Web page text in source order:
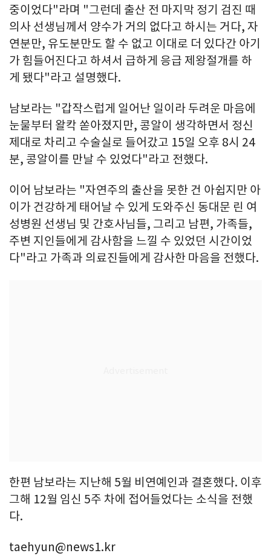
중이었다"라며 "그런데 출산 전 마지막 정기 검진 때
의사 선생님께서 양수가 거의 없다고 하시는 거다, 자
연분만, 유도분만도 할 수 없고 이대로 더 있다간 아기
가 힘들어진다고 하셔서 급하게 응급 제왕절개를 하
게 됐다"라고 설명했다.
남보라는 "갑작스럽게 일어난 일이라 두려운 마음에
눈물부터 왈칵 쏟아졌지만, 콩알이 생각하면서 정신
제대로 차리고 수술실로 들어갔고 15일 오후 8시 24
분, 콩알이를 만날 수 있었다"라고 전했다.
이어 남보라는 "자연주의 출산을 못한 건 아쉽지만 아
이가 건강하게 태어날 수 있게 도와주신 동대문 린 여
성병원 선생님 및 간호사님들, 그리고 남편, 가족들,
주변 지인들에게 감사함을 느낄 수 있었던 시간이었
다"라고 가족과 의료진들에게 감사한 마음을 전했다.
한편 남보라는 지난해 5월 비연예인과 결혼했다. 이후
그해 12월 임신 5주 차에 접어들었다는 소식을 전했
다.
taehyun@news1.kr